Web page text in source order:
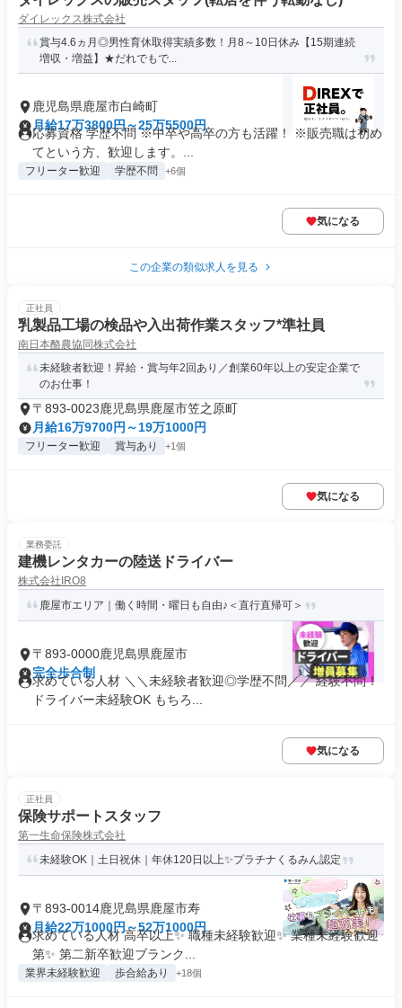
ダイレックス株式会社
賞与4.6ヵ月◎男性育休取得実績多数！月8～10日休み【15期連続
増収・増益】★だれでもで...
鹿児島県鹿屋市白崎町
月給17万3800円～25万5500円
応募資格 学歴不問 ※中卒や高卒の方も活躍！ ※販売職は初め
てという方、歓迎します。...
フリーター歓迎 学歴不問 +6個
気になる
この企業の類似求人を見る
正社員
乳製品工場の検品や入出荷作業スタッフ*準社員
南日本酪農協同株式会社
未経験者歓迎！昇給・賞与年2回あり／創業60年以上の安定企業で
のお仕事！
〒893-0023鹿児島県鹿屋市笠之原町
月給16万9700円～19万1000円
フリーター歓迎 賞与あり +1個
気になる
業務委託
建機レンタカーの陸送ドライバー
株式会社IRO8
鹿屋市エリア｜働く時間・曜日も自由♪＜直行直帰可＞
〒893-0000鹿児島県鹿屋市
完全歩合制
求めている人材 ＼＼未経験者歓迎◎学歴不問／／ 経験不問！
ドライバー未経験OK もちろ...
気になる
正社員
保険サポートスタッフ
第一生命保険株式会社
未経験OK｜土日祝休｜年休120日以上✨プラチナくるみん認定
〒893-0014鹿児島県鹿屋市寿
月給22万1000円～52万1000円
求めている人材 高卒以上✨ 職種未経験歓迎✨ 業種未経験歓迎
第✨ 第二新卒歓迎ブランク...
業界未経験歓迎 歩合給あり +18個